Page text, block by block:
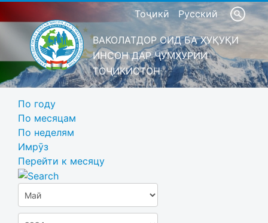
Тоҷикӣ Русский
ВАКОЛАТДОР ОИД БА ҲУҚУҚИ
ИНСОН ДАР ҶУМҲУРИИ
ТОҶИКИСТОН
По году
По месяцам
По неделям
Имрӯз
Перейти к месяцу